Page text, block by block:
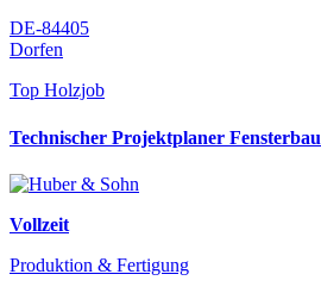
DE-84405
Dorfen
Top Holzjob
Technischer Projektplaner Fensterbau
Vollzeit
Produktion & Fertigung